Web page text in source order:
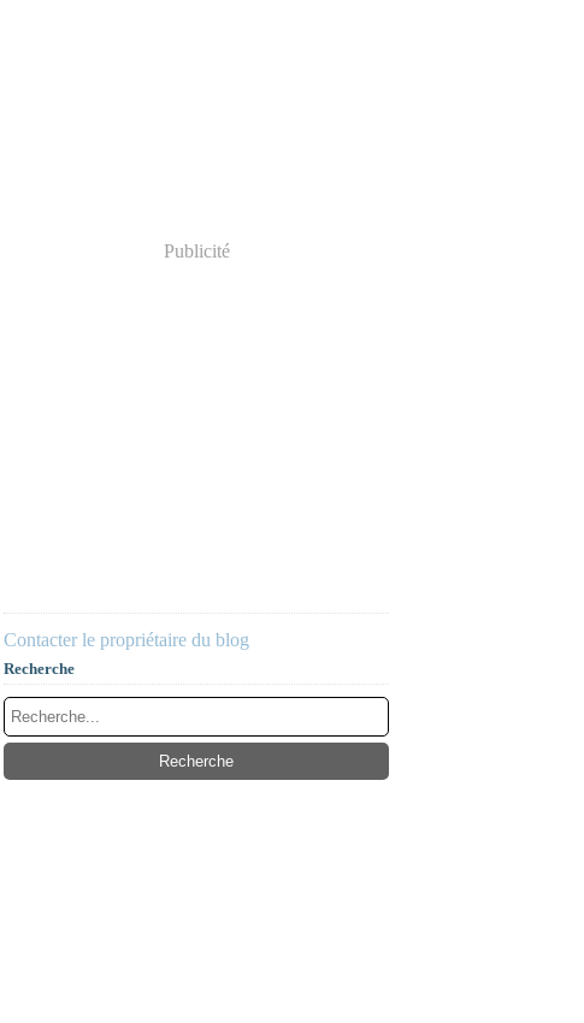
Publicité
Contacter le propriétaire du blog
Recherche